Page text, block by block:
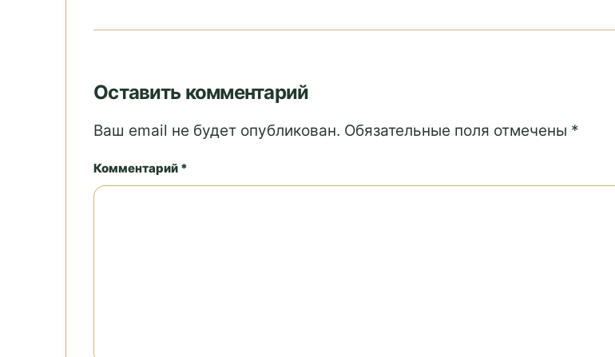
Оставить комментарий
Ваш email не будет опубликован. Обязательные поля отмечены *
Комментарий *